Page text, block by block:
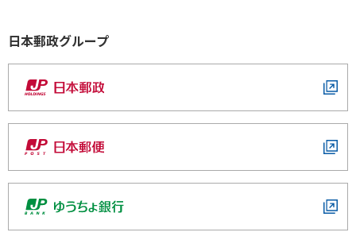
2026年07月13日
令和8年7月滋賀県甲賀市の土砂崩れに対する非常取扱い
の実施について
2026年07月02日
かんぽ生命と新世代J-POPボーイズグループ「aoen」が
かんぽ生命の社員を装った詐欺等の金融犯罪にご注意
ください。
かんぽ生命では、原則「訪問による現金のお取扱い」
を行っておりません。
「特定の社員しか取り扱えない、特別な高金利の貯
金や保険等」はございません。
マイナンバー制度について
生命保険契約者保護機構について
現金・保険証券（書）等のお預かりについて
FATCAに関するお客さまへのお願い
日本郵政グループ